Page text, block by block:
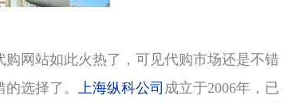
网站如此火热了，可见代购市场还是不错
选择了。 上海纵科公司 成立于2006年，已